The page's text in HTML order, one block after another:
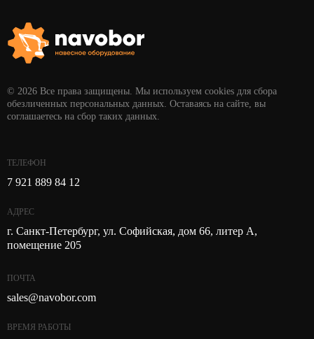
© 2026 Все права защищены. Мы используем cookies для сбора
обезличенных персональных данных. Оставаясь на сайте, вы
соглашаетесь на сбор таких данных.
ТЕЛЕФОН
7 921 889 84 12
АДРЕС
г. Санкт-Петербург, ул. Софийская, дом 66, литер А,
помещение 205
ПОЧТА
sales@navobor.com
ВРЕМЯ РАБОТЫ